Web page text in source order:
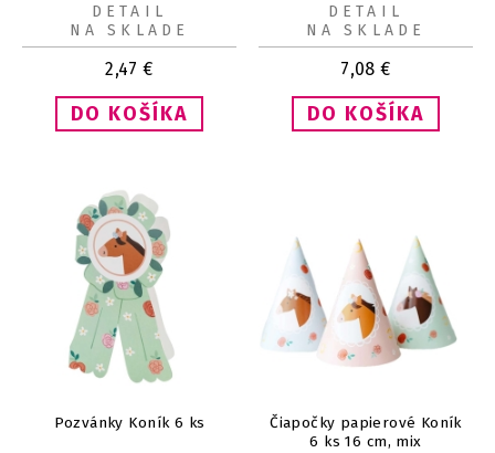
2,47 €
DETAIL
NA SKLADE
7,08 €
DETAIL
NA SKLADE
Pozvánky Koník 6 ks
Čiapočky papierové Koník
6 ks 16 cm, mix